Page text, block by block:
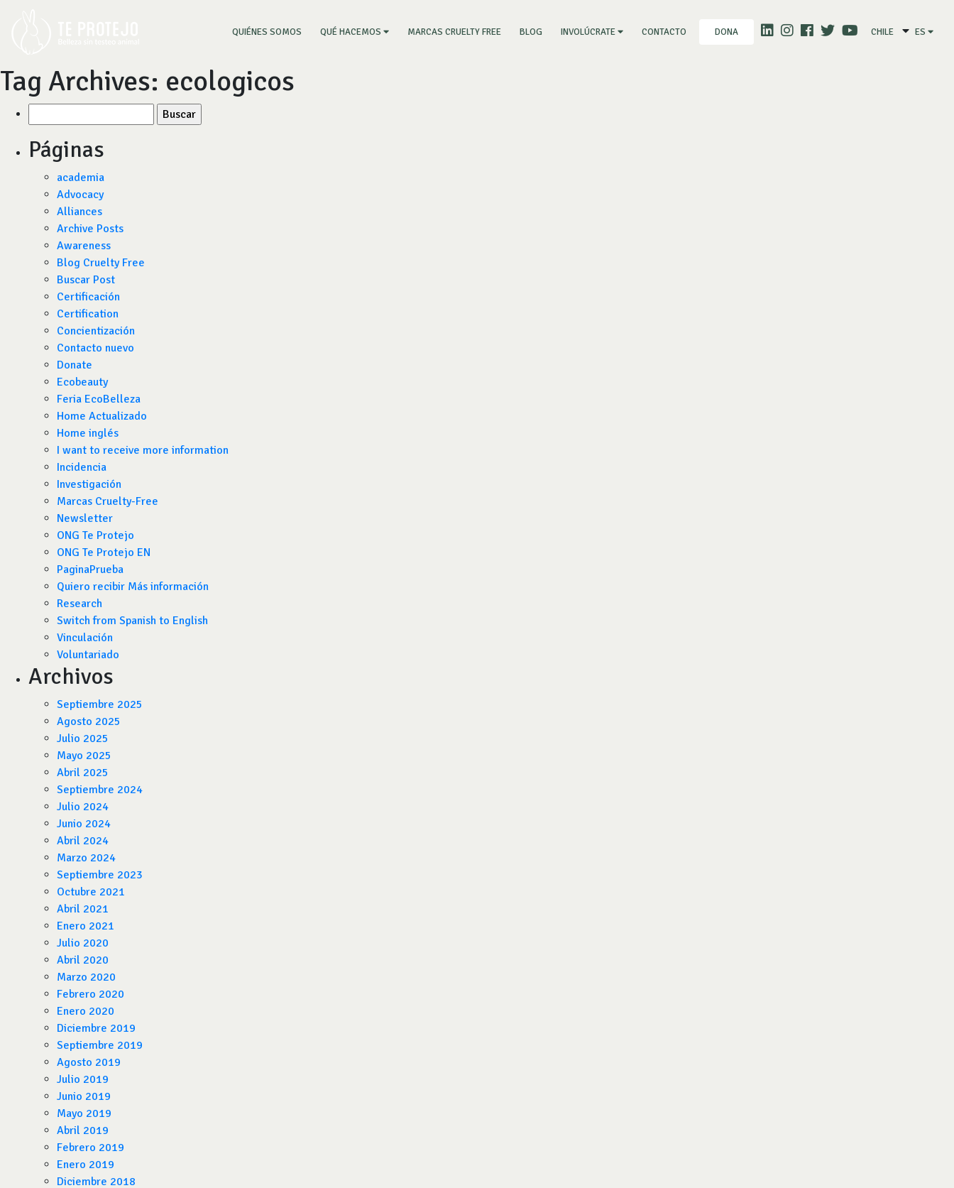
QUIÉNES SOMOS (CURRENT)
QUÉ HACEMOS MARCAS CRUELTY FREE BLOG INVOLÚCRATE CONTACTO DONA CHILE ES
Tag Archives: ecologicos
por:
Páginas
academia
Advocacy
Alliances
Archive Posts
Awareness
Blog Cruelty Free
Buscar Post
Certificación
Certification
Concientización
Contacto nuevo
Donate
Ecobeauty
Feria EcoBelleza
Home Actualizado
Home inglés
I want to receive more information
Incidencia
Investigación
Marcas Cruelty-Free
Newsletter
ONG Te Protejo
ONG Te Protejo EN
PaginaPrueba
Quiero recibir Más información
Research
Switch from Spanish to English
Vinculación
Voluntariado
Archivos
Septiembre 2025
Agosto 2025
Julio 2025
Mayo 2025
Abril 2025
Septiembre 2024
Julio 2024
Junio 2024
Abril 2024
Marzo 2024
Septiembre 2023
Octubre 2021
Abril 2021
Enero 2021
Julio 2020
Abril 2020
Marzo 2020
Febrero 2020
Enero 2020
Diciembre 2019
Septiembre 2019
Agosto 2019
Julio 2019
Junio 2019
Mayo 2019
Abril 2019
Febrero 2019
Enero 2019
Diciembre 2018